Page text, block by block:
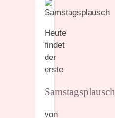
Heute
findet
der
erste
Samstagsplausch
von